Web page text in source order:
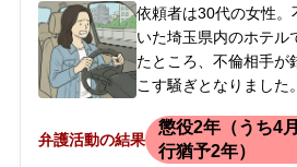
護士は依頼者の言動か
妄想の可能性も視野に
依頼者は30代の女性。
いた埼玉県内のホテル
たところ、不倫相手が
こす騒ぎとなりました
使用の発覚を恐れて自
際、信号待ちの車両
弁護活動の結果
懲役2年（うち4
行猶予2年）